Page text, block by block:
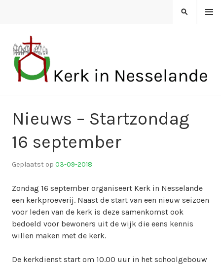
MENU
ZOEKEN
Nieuws – Startzondag
16 september
Geplaatst op 03-09-2018
o
r
k
i
n
e
Zondag 16 september organiseert Kerk in Nesselande
een kerkproeverij. Naast de start van een nieuw seizoen
voor leden van de kerk is deze samenkomst ook
bedoeld voor bewoners uit de wijk die eens kennis
willen maken met de kerk.
De kerkdienst start om 10.00 uur in het schoolgebouw